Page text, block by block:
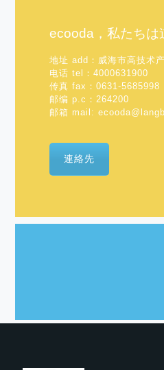
ecooda，私たちは
地址 add：威海市高技术
电话 tel：4000631900
传真 fax：0631-5685998
邮编 p.c：264200
邮箱 mail:
連絡先